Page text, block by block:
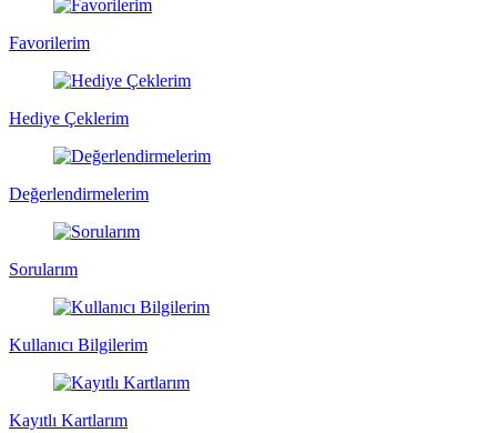
Favorilerim
Hediye Çeklerim
Değerlendirmelerim
Sorularım
Kullanıcı Bilgilerim
Kayıtlı Kartlarım